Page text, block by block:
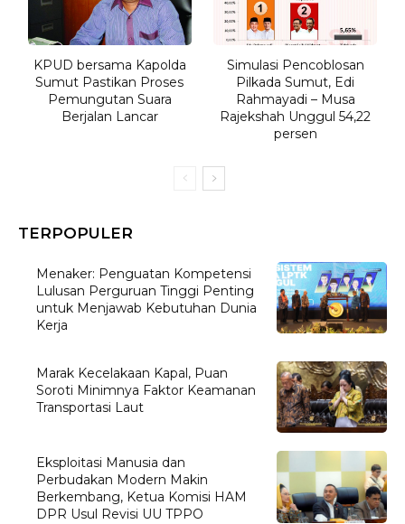
KPUD bersama Kapolda
Sumut Pastikan Proses
Pemungutan Suara
Berjalan Lancar
Simulasi Pencoblosan
Pilkada Sumut, Edi
Rahmayadi – Musa
Rajekshah Unggul 54,22
persen
TERPOPULER
Menaker: Penguatan Kompetensi
Lulusan Perguruan Tinggi Penting
untuk Menjawab Kebutuhan Dunia
Kerja
Marak Kecelakaan Kapal, Puan
Soroti Minimnya Faktor Keamanan
Transportasi Laut
Eksploitasi Manusia dan
Perbudakan Modern Makin
Berkembang, Ketua Komisi HAM
DPR Usul Revisi UU TPPO